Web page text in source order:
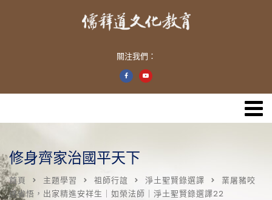
關注我們：
修身齊家治國平天下
首頁 主題學習 祖師行誼 淨土聖賢錄選譯
業屠豬咬
遂省悟，出家精進安祥生｜如榮法師｜淨土聖賢錄選譯22